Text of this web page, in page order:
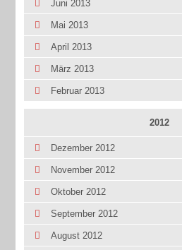
Juni 2013
Mai 2013
April 2013
März 2013
Februar 2013
2012
Dezember 2012
November 2012
Oktober 2012
September 2012
August 2012